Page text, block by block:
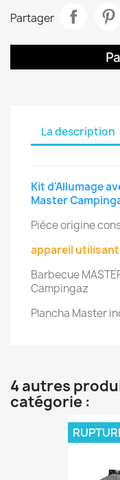
Partager
La description
Kit d'Allumage
Master
Piéce origine
appareil
Barbecue
Campingaz
Plancha Master
4 autres
catégorie :